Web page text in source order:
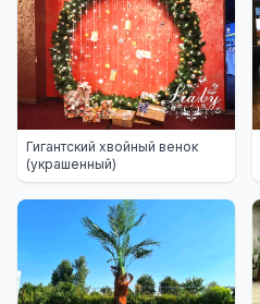
Гигантский хвойный венок
(украшенный)